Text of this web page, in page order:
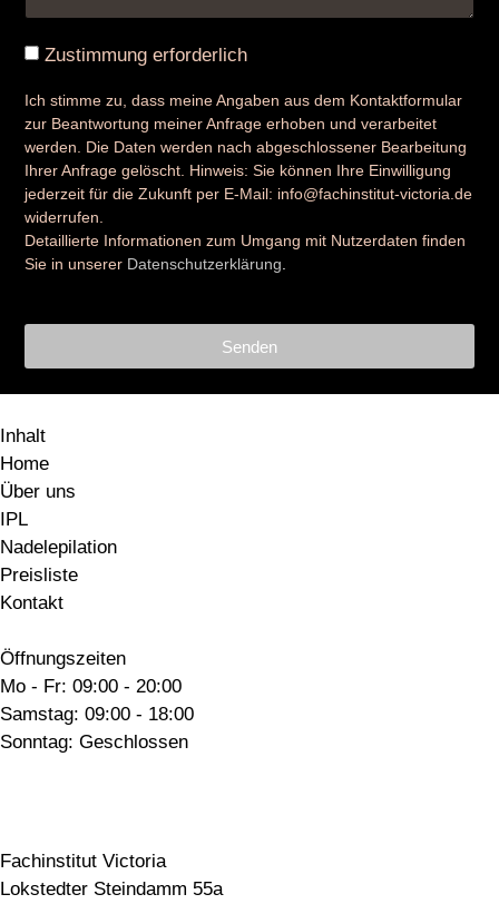
Zustimmung erforderlich
Ich stimme zu, dass meine Angaben aus dem Kontaktformular
zur Beantwortung meiner Anfrage erhoben und verarbeitet
werden. Die Daten werden nach abgeschlossener Bearbeitung
Ihrer Anfrage gelöscht. Hinweis: Sie können Ihre Einwilligung
jederzeit für die Zukunft per E-Mail: info@fachinstitut-victoria.de
widerrufen.
Detaillierte Informationen zum Umgang mit Nutzerdaten finden
Sie in unserer Datenschutzerklärung
Senden
Inhalt
Home
Über uns
IPL
Nadelepilation
Preisliste
Kontakt
Öffnungszeiten
Mo - Fr: 09:00 - 20:00
Samstag: 09:00 - 18:00
Sonntag: Geschlossen
Fachinstitut Victoria
Lokstedter Steindamm 55a